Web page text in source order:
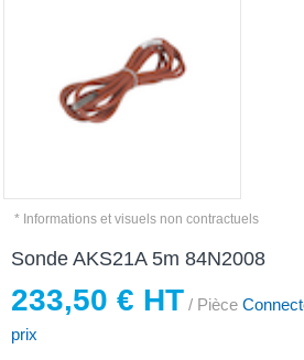
* Informations et visuels non contractuels
Sonde AKS21A 5m 84N2008
233,50 € HT / Pièce
prix